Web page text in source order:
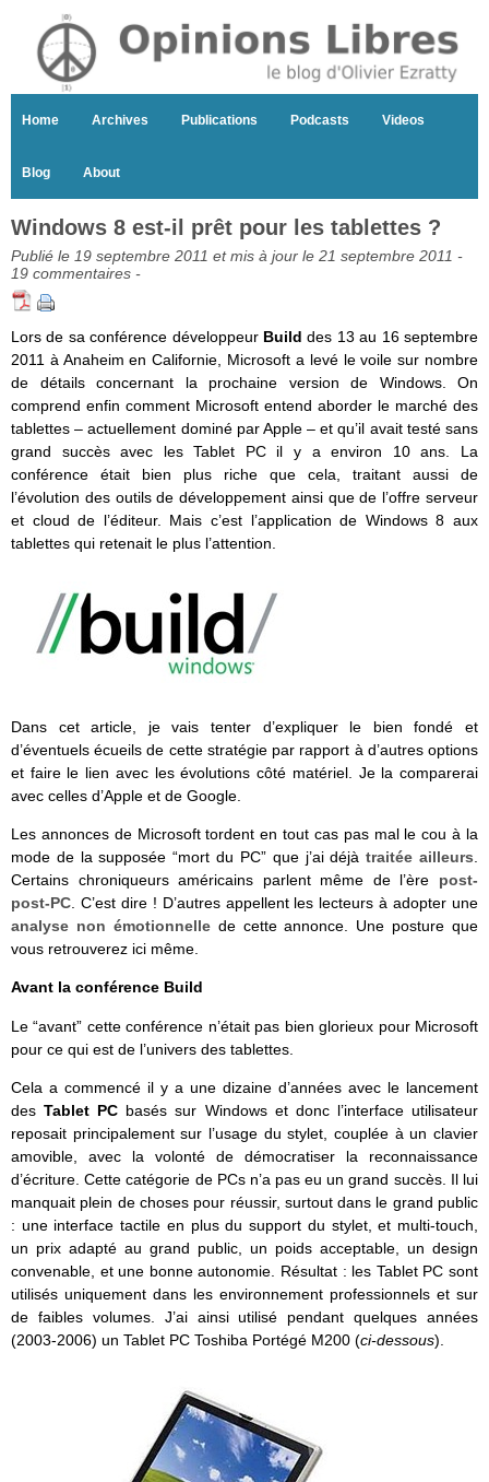
Home Archives Publications Podcasts Videos
Blog About
Windows 8 est-il prêt pour les tablettes ?
Publié le 19 septembre 2011 et mis à jour le 21 septembre 2011 -
19 commentaires -
Lors de sa conférence développeur Builddes 13 au 16 septembre
2011 à Anaheim en Californie, Microsoft a levé le voile sur nombre
de détails concernant la prochaine version de Windows. On
comprend enfin comment Microsoft entend aborder le marché des
tablettes – actuellement dominé par Apple – et qu’il avait testé sans
grand succès avec les Tablet PC il y a environ 10 ans. La
conférence était bien plus riche que cela, traitant aussi de
l’évolution des outils de développement ainsi que de l’offre serveur
et cloud de l’éditeur. Mais c’est l’application de Windows 8 aux
tablettes qui retenait le plus l’attention.
Dans cet article, je vais tenter d’expliquer le bien fondé et
d’éventuels écueils de cette stratégie par rapport à d’autres options
et faire le lien avec les évolutions côté matériel. Je la comparerai
avec celles d’Apple et de Google.
Les annonces de Microsoft tordent en tout cas pas mal le cou à la
mode de la supposée “mort du PC” que j’ai déjàtraitée ailleurs.
Certains chroniqueurs américains parlent même de l’ère post-
post-PC. C’est dire ! D’autres appellent les lecteurs à adopter une
analyse non émotionnellede cette annonce. Une posture que
vous retrouverez ici même.
Avant la conférence Build
Le “avant” cette conférence n’était pas bien glorieux pour Microsoft
pour ce qui est de l’univers des tablettes.
Cela a commencé il y a une dizaine d’années avec le lancement
desTablet PC basés sur Windows et donc l’interface utilisateur
reposait principalement sur l’usage du stylet, couplée à un clavier
amovible, avec la volonté de démocratiser la reconnaissance
d’écriture. Cette catégorie de PCs n’a pas eu un grand succès. Il lui
manquait plein de choses pour réussir, surtout dans le grand public
: une interface tactile en plus du support du stylet, et multi-touch,
un prix adapté au grand public, un poids acceptable, un design
convenable, et une bonne autonomie. Résultat : les Tablet PC sont
utilisés uniquement dans les environnement professionnels et sur
de faibles volumes. J’ai ainsi utilisé pendant quelques années
(2003-2006) un Tablet PC Toshiba Portégé M200 (ci-dessous).